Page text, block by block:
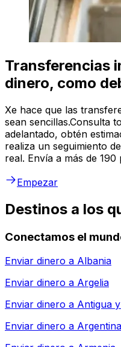
Transferencias
dinero, como
Xe hace que las
sean sencillas.Consulta
adelantado, obtén
realiza un seguimiento
real. Envía a más de 190
Empezar
Destinos a los
Conectamos el
Enviar dinero a Albania
Enviar dinero a Argelia
Enviar dinero a Antigua
Enviar dinero a Argentina